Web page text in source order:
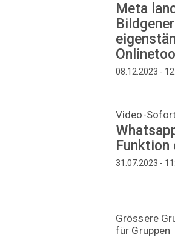
Meta
Onlinetool
08.12.2023 -
Video-
Funktion
31.07.2023 -
Grössere
für Gruppen